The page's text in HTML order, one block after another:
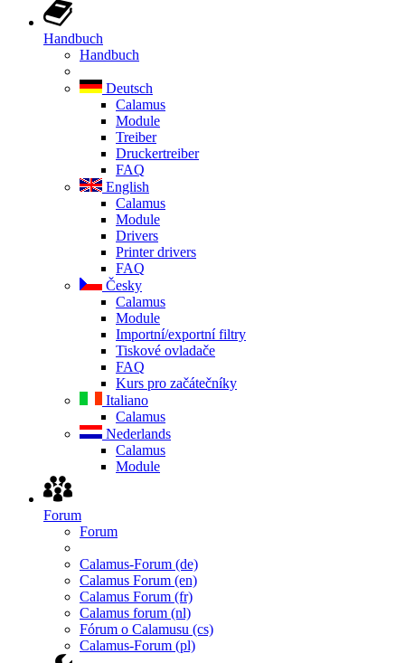
Handbuch
Handbuch
Deutsch
Calamus
Module
Treiber
Druckertreiber
FAQ
English
Calamus
Module
Drivers
Printer drivers
FAQ
Česky
Calamus
Module
Importní/exportní filtry
Tiskové ovladače
FAQ
Kurs pro začátečníky
Italiano
Calamus
Nederlands
Calamus
Module
Forum
Forum
Calamus-Forum (de)
Calamus Forum (en)
Calamus Forum (fr)
Calamus forum (nl)
Fórum o Calamusu (cs)
Calamus-Forum (pl)